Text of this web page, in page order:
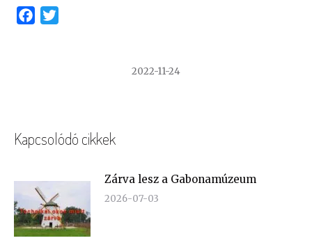
Facebook
2022-11-24
Kapcsolódó cikkek
Zárva lesz a Gabonamúzeum
2026-07-03